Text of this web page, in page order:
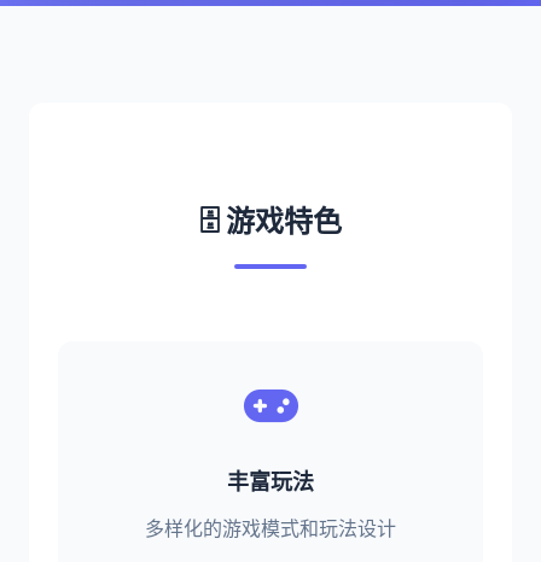
🗄️ 游戏特色
丰富玩法
多样化的游戏模式和玩法设计